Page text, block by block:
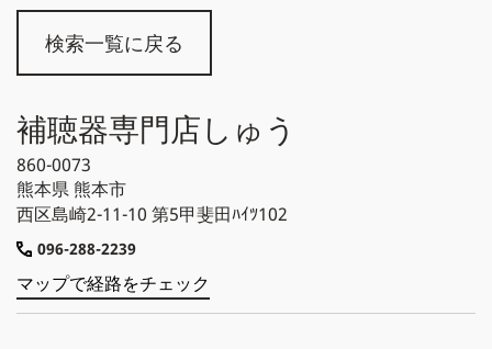
検索一覧に戻る
補聴器専門店しゅう
860-0073
熊本県 熊本市
西区島崎2-11-10 第5甲斐田ﾊｲﾂ102
096-288-2239
マップで経路をチェック